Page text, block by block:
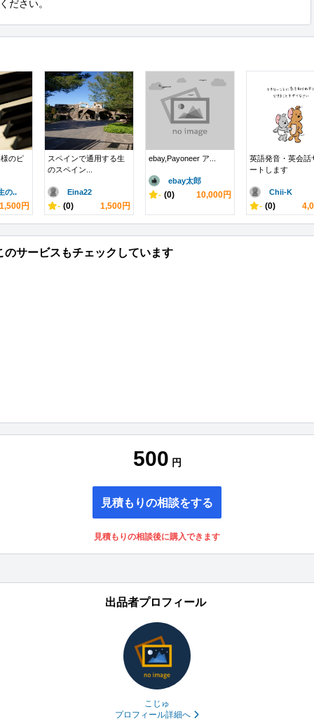
ださい。
のピ
の..
1,500円
スペインで通用する生
のスペイン...
Eina22
- (0) 1,500円
ebay,Payoneer ア...
ebay太郎
- (0) 10,000円
英語発音・英会話
ートします
Chii-K
- (0)
サービスもチェックしています
500 円
見積もりの相談をする
見積もりの相談後に購入できます
出品者プロフィール
こじゅ
プロフィール詳細へ